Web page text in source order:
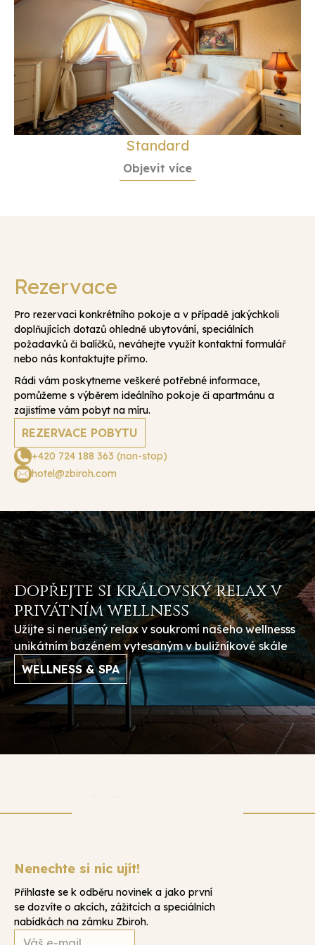
Standard
Objevit více
Rezervace
Pro rezervaci konkrétního pokoje a v případě jakýchkoli
doplňujících dotazů ohledně ubytování, speciálních
požadavků či balíčků, neváhejte využít kontaktní formulář
nebo nás kontaktujte přímo.
Rádi vám poskytneme veškeré potřebné informace,
pomůžeme s výběrem ideálního pokoje či apartmánu a
zajistíme vám pobyt na míru.
REZERVACE POBYTU
+420 724 188 363 (non-stop)
hotel@zbiroh.com
dopřejte si královský relax v
privátním wellness
Užijte si nerušený relax v soukromí našeho wellnesss
unikátním bazénem vytesaným v buližníkové skále
WELLNESS & SPA
Nenechte si nic ujít!
Přihlaste se k odběru novinek a jako první
se dozvíte o akcích, zážitcích a speciálních
nabídkách na zámku Zbiroh.